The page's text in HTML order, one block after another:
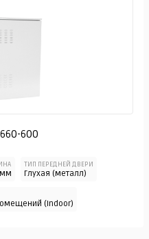
600
ТИП ПЕРЕДНЕЙ ДВЕРИ
Глухая (металл)
(Indoor)